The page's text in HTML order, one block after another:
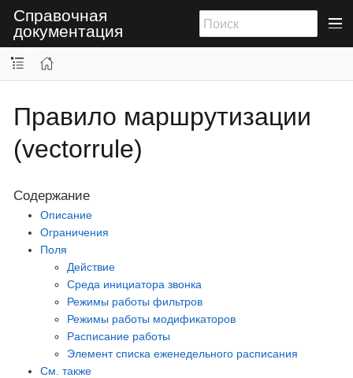
Справочная
документация
Правило маршрутизации
(vectorrule)
Содержание
Описание
Ограничения
Поля
Действие
Среда инициатора звонка
Режимы работы фильтров
Режимы работы модификаторов
Расписание работы
Элемент списка еженедельного расписания
См. также